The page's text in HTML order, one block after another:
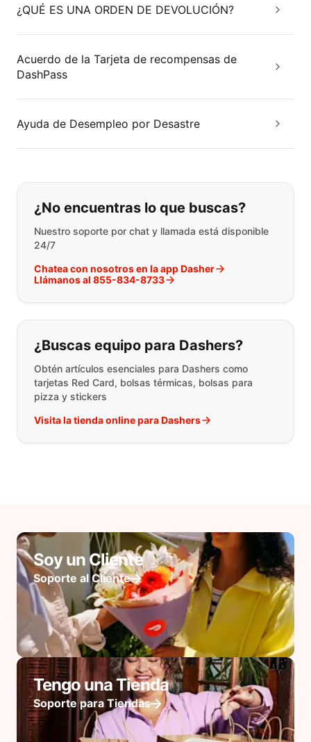
¿QUÉ ES UNA ORDEN DE DEVOLUCIÓN?
Acuerdo de la Tarjeta de recompensas de
DashPass
Ayuda de Desempleo por Desastre
Si no puede encontrar lo que está
¿No encuentras lo que buscas?
Nuestro soporte por chat y llamada está disponible
24/7
Chatea con nosotros en la app Dasher
Llámanos al 855-834-8733
¿Buscas equipo para Dashers?
Obtén artículos esenciales para Dashers como
tarjetas Red Card, bolsas térmicas, bolsas para
pizza y stickers
Visita la tienda online para Dashers
Soy un Cliente
Soporte al Cliente
Tengo una Tienda
Soporte para Tiendas